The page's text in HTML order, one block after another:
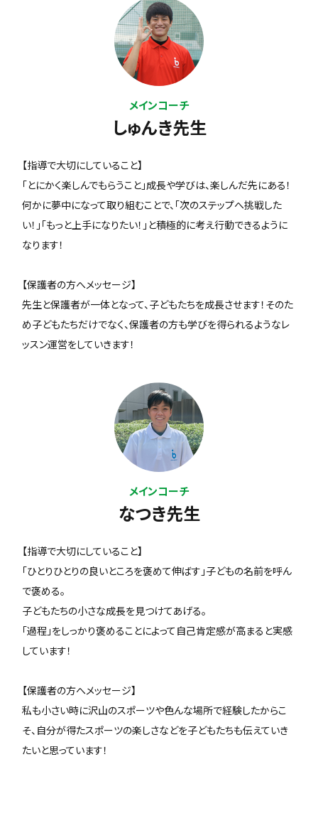
メインコーチ
しゅんき先生
【指導で大切にしていること】
「とにかく楽しんでもらうこと」成長や学びは、楽しんだ先にある！
何かに夢中になって取り組むことで、「次のステップへ挑戦した
い！」「もっと上手になりたい！」と積極的に考え行動できるように
なります！
【保護者の方へメッセージ】
先生と保護者が一体となって、子どもたちを成長させます！そのた
め子どもたちだけでなく、保護者の方も学びを得られるようなレ
ッスン運営をしていきます！
メインコーチ
なつき先生
【指導で大切にしていること】
「ひとりひとりの良いところを褒めて伸ばす」子どもの名前を呼ん
で褒める。
子どもたちの小さな成長を見つけてあげる。
「過程」をしっかり褒めることによって自己肯定感が高まると実感
しています！
【保護者の方へメッセージ】
私も小さい時に沢山のスポーツや色んな場所で経験したからこ
そ、自分が得たスポーツの楽しさなどを子どもたちも伝えていき
たいと思っています！